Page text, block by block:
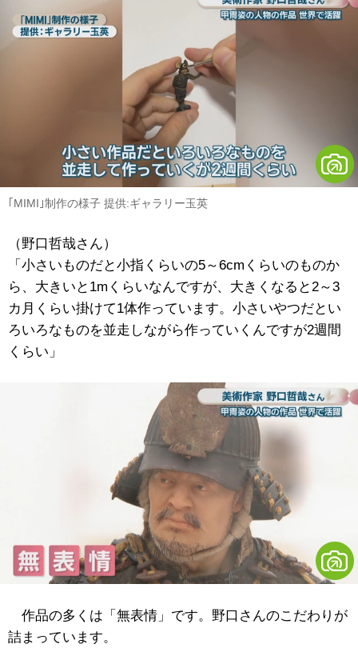
｢MIMI｣制作の様子 提供:ギャラリー玉英
（野口哲哉さん）
「小さいものだと小指くらいの5～6cmくらいのものか
ら、大きいと1mくらいなんですが、大きくなると2～3
カ月くらい掛けて1体作っています。小さいやつだとい
ろいろなものを並走しながら作っていくんですが2週間
くらい」
作品の多くは「無表情」です。野口さんのこだわりが
詰まっています。